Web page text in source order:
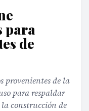
para
de
provenientes de la
para respaldar
construcción de